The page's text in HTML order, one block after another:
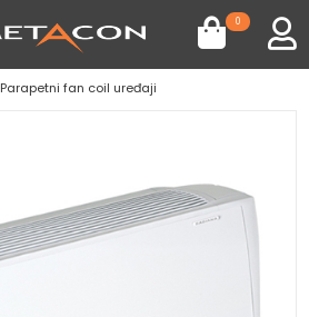
0
Parapetni fan coil uređaji